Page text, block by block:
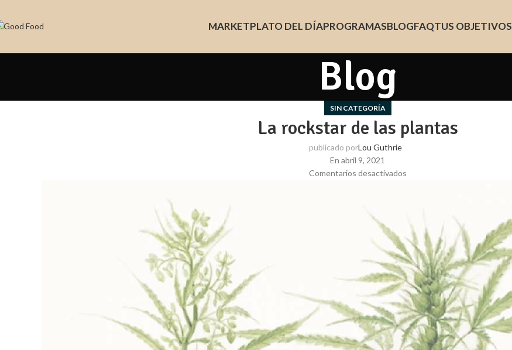
MARKETPLATO DEL DÍAPROGRAMASBLOGFAQTUS OBJETIVOS
Blog
SIN CATEGORÍA
La rockstar de las plantas
publicado porLou Guthrie
En abril 9, 2021
Comentarios desactivados